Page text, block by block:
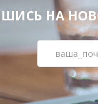
НА